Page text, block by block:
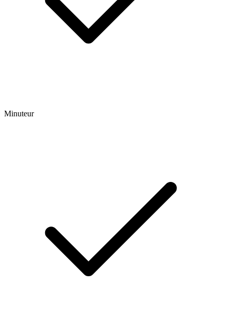
Minuteur